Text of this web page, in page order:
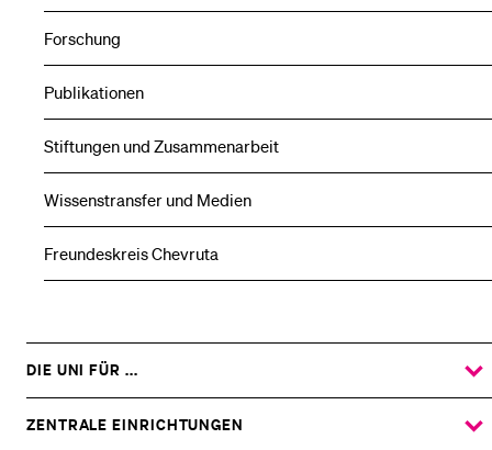
Forschung
Publikationen
Stiftungen und Zusammenarbeit
Wissenstransfer und Medien
Freundeskreis Chevruta
DIE UNI FÜR ...
ZEIGE
DAS
UNTERMENÜ
ZENTRALE EINRICHTUNGEN
ZEIGE